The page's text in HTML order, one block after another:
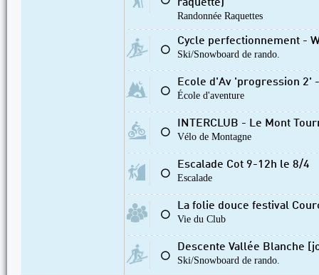
raquette)
Randonnée Raquettes
⚪
Cycle perfectionnement -
Ski/Snowboard de rando.
⚪
Ecole d'Av 'progression 2'
École d'aventure
⚪
INTERCLUB - Le Mont
Vélo de Montagne
⚪
Escalade Cot 9-12h le 8/4
Escalade
⚪
La folie douce festival
Vie du Club
⚪
Descente Vallée Blanche
Ski/Snowboard de rando.